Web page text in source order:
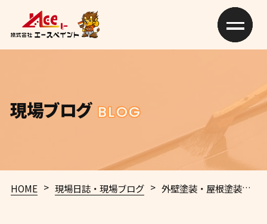
現場ブログ BLOG
HOME > 現場日誌・現場ブログ > 外壁塗装・屋根塗装の際の高圧洗浄の大切さについて